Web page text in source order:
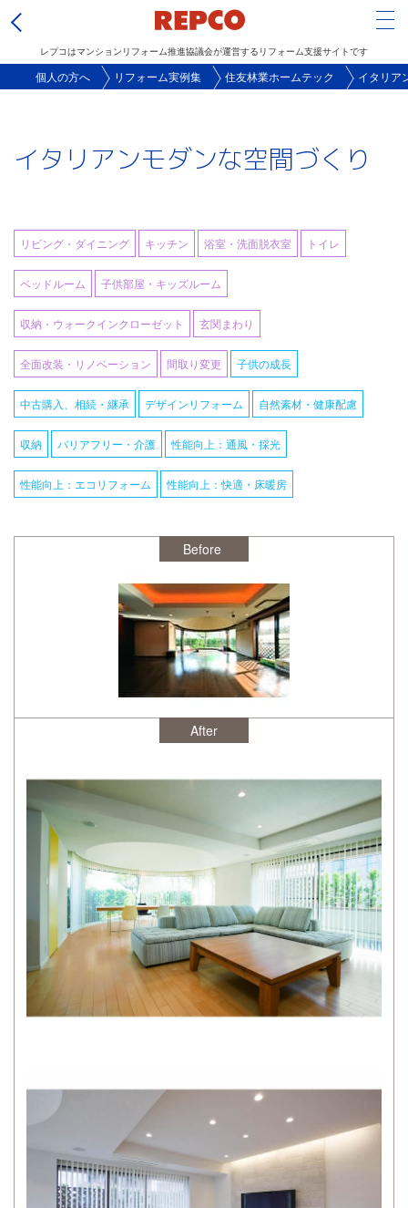
ン
ツ
移
レプコはマンションリフォーム推進協議会が運営するリフォーム支援サイトです
個人の方へ リフォーム実例集 住友林業ホームテック イタリア
イタリアンモダンな空間づくり
子供の成長
中古購入、相続・継承 デザインリフォーム 自然素材・健康配慮
収納 バリアフリー・介護 性能向上：通風・採光
性能向上：エコリフォーム 性能向上：快適・床暖房
リビング・ダイニング キッチン 浴室・洗面脱衣室 トイレ
ベッドルーム 子供部屋・キッズルーム
収納・ウォークインクローゼット 玄関まわり
全面改装・リノベーション 間取り変更
After